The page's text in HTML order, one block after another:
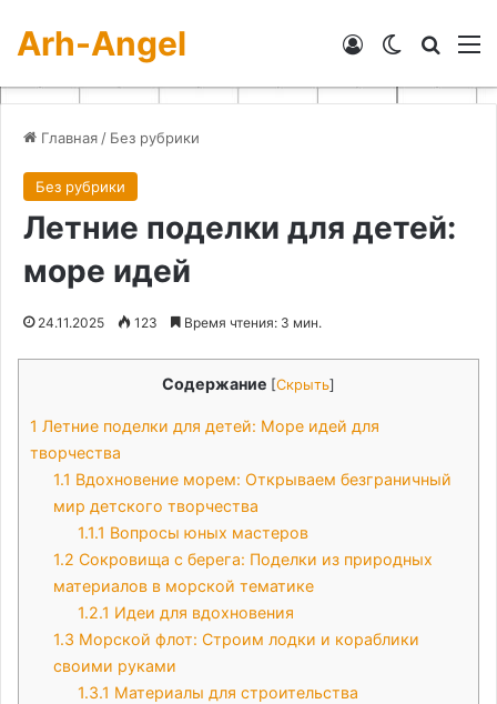
Arh-Angel Switch skin
Войти
Главная / Без рубрики
Без рубрики
Летние поделки для детей:
море идей
24.11.2025 123 Время чтения: 3 мин.
Содержание [Скрыть]
1 Летние поделки для детей: Море идей для
творчества
1.1 Вдохновение морем: Открываем безграничный
мир детского творчества
1.1.1 Вопросы юных мастеров
1.2 Сокровища с берега: Поделки из природных
материалов в морской тематике
1.2.1 Идеи для вдохновения
1.3 Морской флот: Строим лодки и кораблики
своими руками
1.3.1 Материалы для строительства